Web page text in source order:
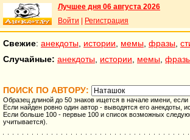
Лучшее дня 06 августа 2026
Войти
Регистрация
Свежие: анекдоты истории мемы фразы
Случайные: анекдоты истории мемы
ПОИСК ПО АВТОРУ:
Образец длиной до 50 знаков ищется в начале имени, если
Если найден ровно один автор - выводятся его анекдоты,
Если больше 100 - первые 100 и список возможных
учитывается).